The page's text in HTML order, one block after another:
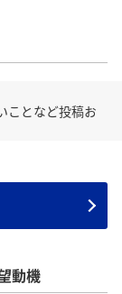
ことなど投稿お
動機